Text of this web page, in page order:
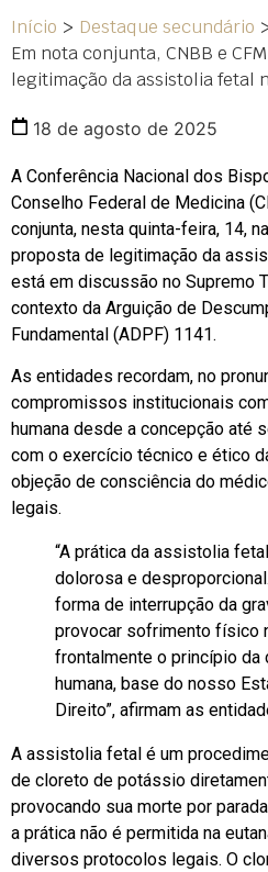
Início > Destaque secundário
Em nota conjunta, CNBB e
legitimação da assistolia fetal
18 de agosto de 2025
A Conferência Nacional dos
Conselho Federal de Medicina
conjunta, nesta quinta-feira, 14,
proposta de legitimação da
está em discussão no Supremo
contexto da Arguição de
Fundamental (ADPF) 1141.
As entidades recordam, no
compromissos institucionais
humana desde a concepção até
com o exercício técnico e ético
objeção de consciência do
legais.
“A prática da assistolia
dolorosa e
forma de interrupção da
provocar sofrimento físico
frontalmente o princípio da
humana, base do nosso
Direito”, afirmam as
A assistolia fetal é um
de cloreto de potássio
provocando sua morte por
a prática não é permitida na
diversos protocolos legais. O